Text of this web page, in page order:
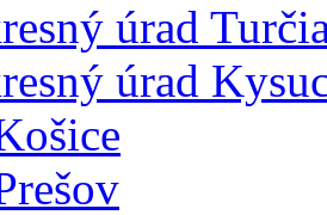
úrad
úrad